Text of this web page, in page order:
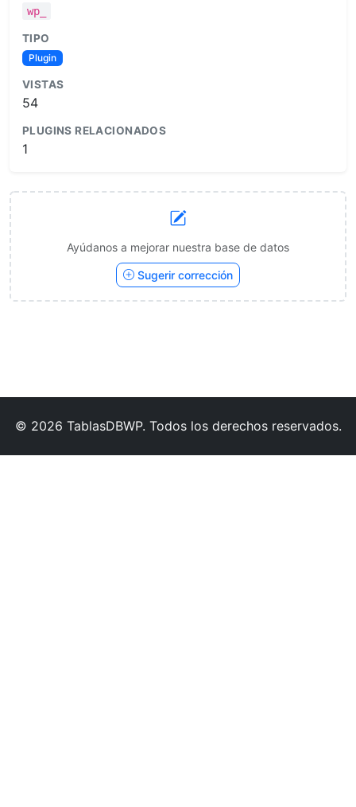
wp_
TIPO
Plugin
VISTAS
54
PLUGINS RELACIONADOS
1
Ayúdanos a mejorar nuestra base de datos
Sugerir corrección
© 2026 TablasDBWP. Todos los derechos reservados.